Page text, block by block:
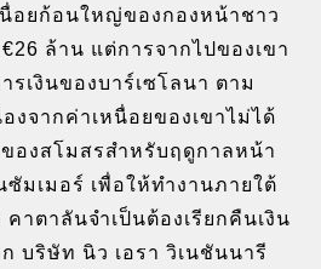
อยก้อนใหญ่ของกองหน้าชาว
ล้าน แต่การจากไปของเขา
รเงินของบาร์เซโลนา ตาม
งจากค่าเหนื่อยของเขาไม่ได้
ของสโมสรสำหรับฤดูกาลหน้า
มเมอร์ เพื่อให้ทำงานภายใต้
าตาลันจำเป็นต้องเรียกคืนเงิน
บริษัท นิว เอรา วิเนชันนารี